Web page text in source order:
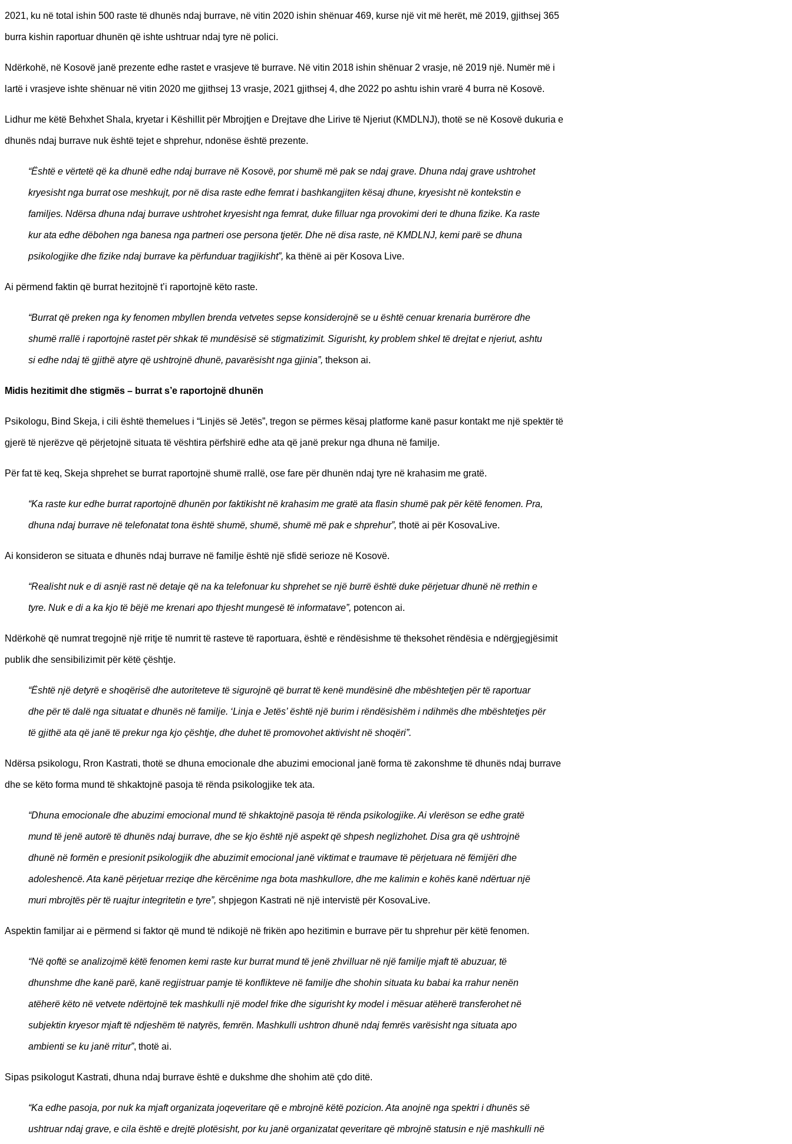
2021, ku në total ishin 500 raste të dhunës ndaj burrave, në vitin 2020 ishin shënuar 469, kurse një vit më herët, më 2019, gjithsej 365
burra kishin raportuar dhunën që ishte ushtruar ndaj tyre në polici.
Ndërkohë, në Kosovë janë prezente edhe rastet e vrasjeve të burrave. Në vitin 2018 ishin shënuar 2 vrasje, në 2019 një. Numër më i
lartë i vrasjeve ishte shënuar në vitin 2020 me gjithsej 13 vrasje, 2021 gjithsej 4, dhe 2022 po ashtu ishin vrarë 4 burra në Kosovë.
Lidhur me këtë Behxhet Shala, kryetar i Këshillit për Mbrojtjen e Drejtave dhe Lirive të Njeriut (KMDLNJ), thotë se në Kosovë dukuria e
dhunës ndaj burrave nuk është tejet e shprehur, ndonëse është prezente.
“Është e vërtetë që ka dhunë edhe ndaj burrave në Kosovë, por shumë më pak se ndaj grave. Dhuna ndaj grave ushtrohet
kryesisht nga burrat ose meshkujt, por në disa raste edhe femrat i bashkangjiten kësaj dhune, kryesisht në kontekstin e
familjes. Ndërsa dhuna ndaj burrave ushtrohet kryesisht nga femrat, duke filluar nga provokimi deri te dhuna fizike. Ka raste
kur ata edhe dëbohen nga banesa nga partneri ose persona tjetër. Dhe në disa raste, në KMDLNJ, kemi parë se dhuna
psikologjike dhe fizike ndaj burrave ka përfunduar tragjikisht”, ka thënë ai për Kosova Live.
Ai përmend faktin që burrat hezitojnë t’i raportojnë këto raste.
“Burrat që preken nga ky fenomen mbyllen brenda vetvetes sepse konsiderojnë se u është cenuar krenaria burrërore dhe
shumë rrallë i raportojnë rastet për shkak të mundësisë së stigmatizimit. Sigurisht, ky problem shkel të drejtat e njeriut, ashtu
si edhe ndaj të gjithë atyre që ushtrojnë dhunë, pavarësisht nga gjinia”, thekson ai.
Midis hezitimit dhe stigmës – burrat s’e raportojnë dhunën
Psikologu, Bind Skeja, i cili është themelues i “Linjës së Jetës”, tregon se përmes kësaj platforme kanë pasur kontakt me një spektër të
gjerë të njerëzve që përjetojnë situata të vështira përfshirë edhe ata që janë prekur nga dhuna në familje.
Për fat të keq, Skeja shprehet se burrat raportojnë shumë rrallë, ose fare për dhunën ndaj tyre në krahasim me gratë.
“Ka raste kur edhe burrat raportojnë dhunën por faktikisht në krahasim me gratë ata flasin shumë pak për këtë fenomen. Pra,
dhuna ndaj burrave në telefonatat tona është shumë, shumë, shumë më pak e shprehur”, thotë ai për KosovaLive.
Ai konsideron se situata e dhunës ndaj burrave në familje është një sfidë serioze në Kosovë.
“Realisht nuk e di asnjë rast në detaje që na ka telefonuar ku shprehet se një burrë është duke përjetuar dhunë në rrethin e
tyre. Nuk e di a ka kjo të bëjë me krenari apo thjesht mungesë të informatave”, potencon ai.
Ndërkohë që numrat tregojnë një rritje të numrit të rasteve të raportuara, është e rëndësishme të theksohet rëndësia e ndërgjegjësimit
publik dhe sensibilizimit për këtë çështje.
“Është një detyrë e shoqërisë dhe autoriteteve të sigurojnë që burrat të kenë mundësinë dhe mbështetjen për të raportuar
dhe për të dalë nga situatat e dhunës në familje. ‘Linja e Jetës’ është një burim i rëndësishëm i ndihmës dhe mbështetjes për
të gjithë ata që janë të prekur nga kjo çështje, dhe duhet të promovohet aktivisht në shoqëri”.
Ndërsa psikologu, Rron Kastrati, thotë se dhuna emocionale dhe abuzimi emocional janë forma të zakonshme të dhunës ndaj burrave
dhe se këto forma mund të shkaktojnë pasoja të rënda psikologjike tek ata.
“Dhuna emocionale dhe abuzimi emocional mund të shkaktojnë pasoja të rënda psikologjike. Ai vlerëson se edhe gratë
mund të jenë autorë të dhunës ndaj burrave, dhe se kjo është një aspekt që shpesh neglizhohet. Disa gra që ushtrojnë
dhunë në formën e presionit psikologjik dhe abuzimit emocional janë viktimat e traumave të përjetuara në fëmijëri dhe
adoleshencë. Ata kanë përjetuar rreziqe dhe kërcënime nga bota mashkullore, dhe me kalimin e kohës kanë ndërtuar një
muri mbrojtës për të ruajtur integritetin e tyre”, shpjegon Kastrati në një intervistë për KosovaLive.
Aspektin familjar ai e përmend si faktor që mund të ndikojë në frikën apo hezitimin e burrave për tu shprehur për këtë fenomen.
“Në qoftë se analizojmë këtë fenomen kemi raste kur burrat mund të jenë zhvilluar në një familje mjaft të abuzuar, të
dhunshme dhe kanë parë, kanë regjistruar pamje të konflikteve në familje dhe shohin situata ku babai ka rrahur nenën
atëherë këto në vetvete ndërtojnë tek mashkulli një model frike dhe sigurisht ky model i mësuar atëherë transferohet në
subjektin kryesor mjaft të ndjeshëm të natyrës, femrën. Mashkulli ushtron dhunë ndaj femrës varësisht nga situata apo
ambienti se ku janë rritur”, thotë ai.
Sipas psikologut Kastrati, dhuna ndaj burrave është e dukshme dhe shohim atë çdo ditë.
“Ka edhe pasoja, por nuk ka mjaft organizata joqeveritare që e mbrojnë këtë pozicion. Ata anojnë nga spektri i dhunës së
ushtruar ndaj grave, e cila është e drejtë plotësisht, por ku janë organizatat qeveritare që mbrojnë statusin e një mashkulli në